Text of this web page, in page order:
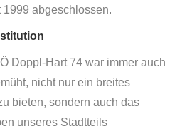
abgeschlossen.
Doppl-Hart 74 war immer auch
nicht nur ein breites
bieten, sondern auch das
unseres Stadtteils